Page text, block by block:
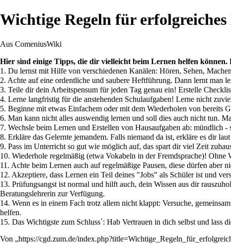
Wichtige Regeln für
Aus ComeniusWiki
Hier sind einige Tipps, die dir vielleicht beim Lernen helfen
1. Du lernst mit Hilfe von verschiedenen Kanälen: Hören, Sehen,
2. Achte auf eine ordentliche und saubere Heftführung. Dann lernt man
3. Teile dir dein Arbeitspensum für jeden Tag genau ein! Erstelle
4. Lerne langfristig für die anstehenden Schulaufgaben! Lerne nicht
5. Beginne mit etwas Einfachem oder mit dem Wiederholen von bereits
6. Man kann nicht alles auswendig lernen und soll dies auch nicht tun.
7. Wechsle beim Lernen und Erstellen von Hausaufgaben ab: mündlich
8. Erkläre das Gelernte jemandem. Falls niemand da ist, erkläre es dir
9. Pass im Unterricht so gut wie möglich auf, das spart dir viel Zeit
10. Wiederhole regelmäßig (etwa Vokabeln in der Fremdsprache)!
11. Achte beim Lernen auch auf regelmäßige Pausen, diese dürfen
12. Akzeptiere, dass Lernen ein Teil deines "Jobs" als Schüler ist und
13. Prüfungsangst ist normal und hilft auch, dein Wissen aus dir
Beratungslehrerin zur Verfügung.
14. Wenn es in einem Fach trotz allem nicht klappt: Versuche,
helfen.
15. Das Wichtigste zum Schluss´: Hab Vertrauen in dich selbst und lass
Von „https://cgd.zum.de/